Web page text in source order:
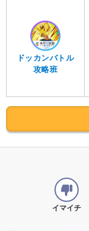
ドッカンバトル
攻略班
イマイチ